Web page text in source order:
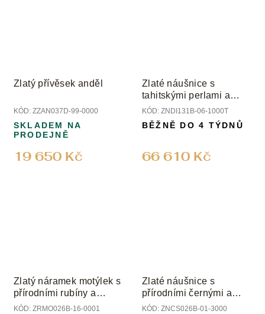
Zlatý přívěsek anděl
KÓD: ZZAN037D-99-0000
19 650 Kč
SKLADEM NA
PRODEJNĚ
Zlaté náušnice s
tahitskými perlami a
diamanty
KÓD: ZNDI131B-06-1000T
66 610 Kč
BĚŽNĚ DO 4 TÝDNŮ
Zlatý náramek motýlek s
přírodními rubíny a
smaragdy
KÓD: ZRMO026B-16-0001
Zlaté náušnice s
přírodními černými a
čirými diamanty
KÓD: ZNCS026B-01-3000